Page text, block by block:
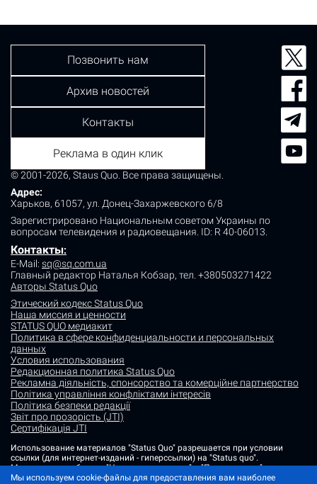
© 2001-2026, Staus Quo. Все права защищены.
Адрес:
Харьков, 61057, ул. Донец-Захаржевского 6/8
Зарегистрировано Национальным советом Украины по
вопросам телевидения и радиовещания. ID: R 40-06013.
Контакты:
E-Mail: sq@sq.com.ua
Главный редактор Наталья Кобзар, тел. +380503271422
Авторы Status Quo
Этический кодекс Status Quo
Наша миссия и ценности
STATUS QUO медиакит
Политика в сфере конфиденциальности и персональных
данных
Условия использования
Редакционная политика Status Quo
Рекламна діяльність, спонсорство та комерційне партнерство
Політика управління конфліктами інтересів
Політика безпеки редакції
Звіт про прозорість (JTI)
Сертифікація JTI
Позвонить нам
Архив новостей
Контакты
Реклама в один клик
Использование материалов "Status Quo" разрешается при условии
ссылки (для интернет-изданий - гиперссылки) на "Status quo".
Материалы в рубриках "Новости партнеров" и "Пресс-релизы"
размещаются на правах рекламы или в рамках некоммерческого
Мы используем cookie-файлы для предоставления вам наиболее